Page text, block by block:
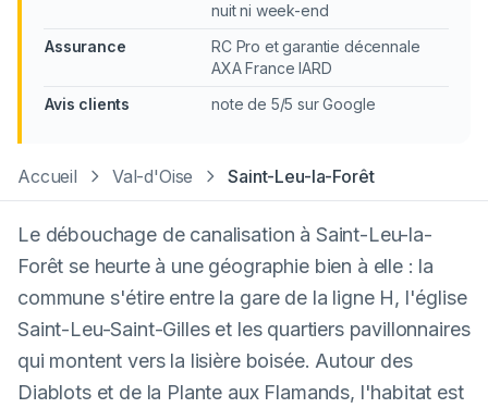
nuit ni week-end
Assurance
RC Pro et garantie décennale
AXA France IARD
Avis clients
note de 5/5 sur Google
Accueil Val-d'Oise Saint-Leu-la-Forêt
Le débouchage de canalisation à Saint-Leu-la-
Forêt se heurte à une géographie bien à elle : la
commune s'étire entre la gare de la ligne H, l'église
Saint-Leu-Saint-Gilles et les quartiers pavillonnaires
qui montent vers la lisière boisée. Autour des
Diablots et de la Plante aux Flamands, l'habitat est